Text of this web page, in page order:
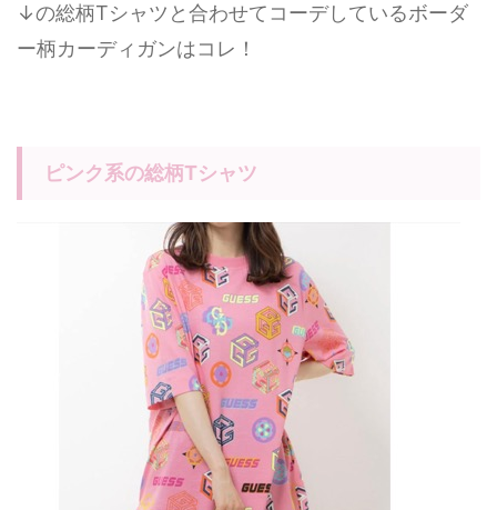
↓の総柄Tシャツと合わせてコーデしているボーダ
ー柄カーディガンはコレ！
ピンク系の総柄Tシャツ